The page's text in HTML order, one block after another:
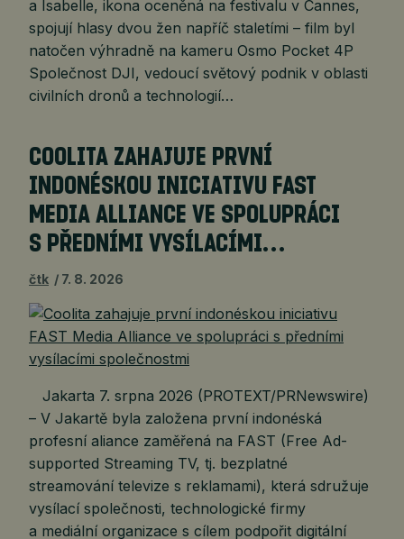
a Isabelle, ikona oceněná na festivalu v Cannes,
spojují hlasy dvou žen napříč staletími – film byl
natočen výhradně na kameru Osmo Pocket 4P
Společnost DJI, vedoucí světový podnik v oblasti
civilních dronů a technologií…
COOLITA ZAHAJUJE PRVNÍ
INDONÉSKOU INICIATIVU FAST
MEDIA ALLIANCE VE SPOLUPRÁCI
S PŘEDNÍMI VYSÍLACÍMI…
čtk 7. 8. 2026
Jakarta 7. srpna 2026 (PROTEXT/PRNewswire)
– V Jakartě byla založena první indonéská
profesní aliance zaměřená na FAST (Free Ad-
supported Streaming TV, tj. bezplatné
streamování televize s reklamami), která sdružuje
vysílací společnosti, technologické firmy
a mediální organizace s cílem podpořit digitální